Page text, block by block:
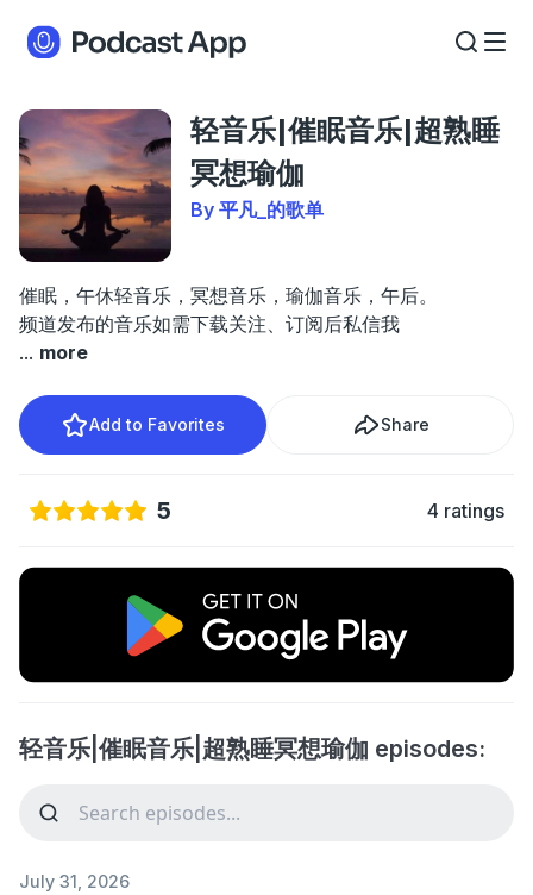
轻音乐|催眠音乐|超熟睡
冥想瑜伽
By 平凡_的歌单
催眠，午休轻音乐，冥想音乐，瑜伽音乐，午后。
频道发布的音乐如需下载关注、订阅后私信我
... more
Add to Favorites Share
5 4 ratings
轻音乐|催眠音乐|超熟睡冥想瑜伽 episodes:
July 31, 2026